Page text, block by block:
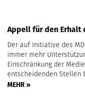
Appell für den
Der auf Initiative des
immer mehr
Einschränkung der
entscheidenden Stellen
MEHR »